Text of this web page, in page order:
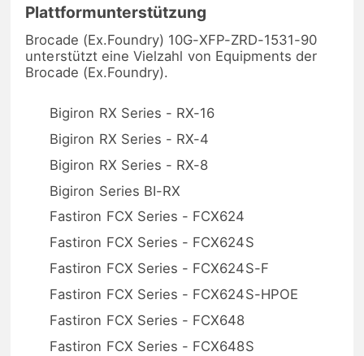
Plattformunterstützung
Brocade (Ex.Foundry) 10G-XFP-ZRD-1531-90
unterstützt eine Vielzahl von Equipments der
Brocade (Ex.Foundry).
Bigiron RX Series - RX-16
Bigiron RX Series - RX-4
Bigiron RX Series - RX-8
Bigiron Series BI-RX
Fastiron FCX Series - FCX624
Fastiron FCX Series - FCX624S
Fastiron FCX Series - FCX624S-F
Fastiron FCX Series - FCX624S-HPOE
Fastiron FCX Series - FCX648
Fastiron FCX Series - FCX648S